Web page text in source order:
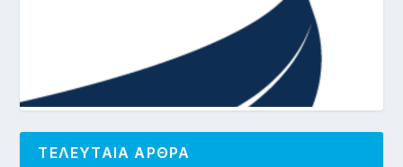
ΤΕΛΕΥΤΑΙΑ ΑΡΘΡΑ